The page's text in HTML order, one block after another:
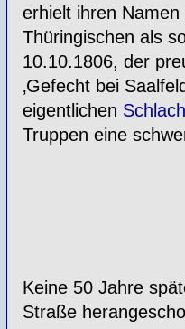
erhielt ihren
Thüringischen als
10.10.1806, der
‚Gefecht bei
eigentlichen
Truppen eine
Keine 50 Jahre
Straße